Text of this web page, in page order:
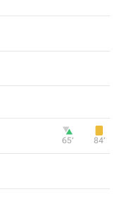
65‎’‎ 84‎’‎